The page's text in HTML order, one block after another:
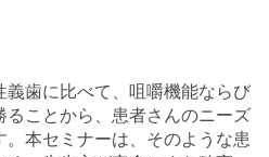
歯に比べて、咀嚼機能ならび
ことから、患者さんのニーズ
本セミナーは、そのような患